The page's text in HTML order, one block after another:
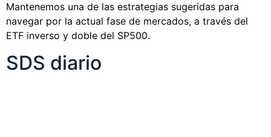
Mantenemos una de las estrategias sugeridas para
navegar por la actual fase de mercados, a través del
ETF inverso y doble del SP500.
SDS diario